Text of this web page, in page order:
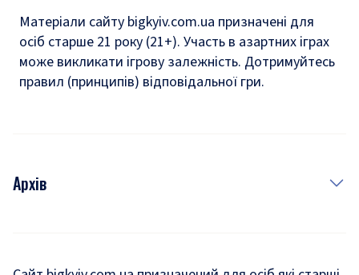
Матеріали сайту bigkyiv.com.ua призначені для
осіб старше 21 року (21+). Участь в азартних іграх
може викликати ігрову залежність. Дотримуйтесь
правил (принципів) відповідальної гри.
Архів